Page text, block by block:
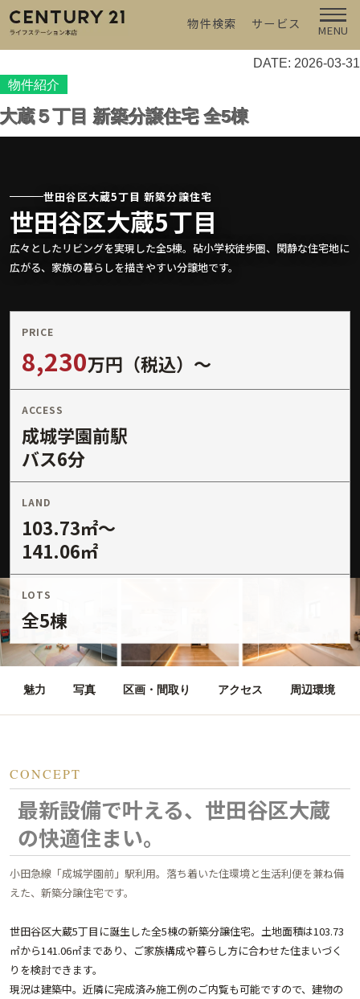
物件検索 サービス MENU
DATE: 2026-03-31
物件紹介
大蔵５丁目 新築分譲住宅 全5棟
世田谷区大蔵5丁目 新築分譲住宅
世田谷区大蔵5丁目
新築分譲住宅 全5棟
広々としたリビングを実現した全5棟。砧小学校徒歩圏、閑静な住宅地に
広がる、家族の暮らしを描きやすい分譲地です。
PRICE
8,230万円（税込）〜
ACCESS
成城学園前駅
バス6分
LAND
103.73㎡〜
141.06㎡
LOTS
全5棟
魅力 写真 区画・間取り アクセス 周辺環境
CONCEPT
最新設備で叶える、世田谷区大蔵
の快適住まい。
小田急線「成城学園前」駅利用。落ち着いた住環境と生活利便を兼ね備
えた、新築分譲住宅です。
世田谷区大蔵5丁目に誕生した全5棟の新築分譲住宅。土地面積は103.73
㎡から141.06㎡まであり、ご家族構成や暮らし方に合わせた住まいづく
りを検討できます。
現況は建築中。近隣に完成済み施工例のご内覧も可能ですので、建物の